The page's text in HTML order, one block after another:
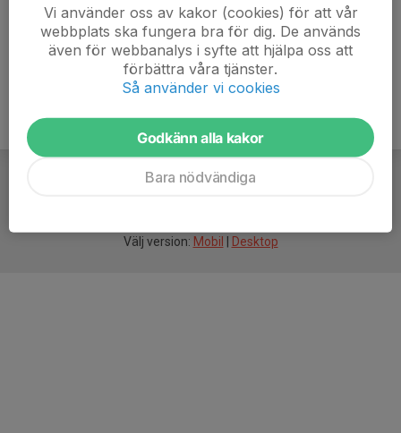
Välj version: Mobil Desktop
Vi använder oss av kakor (cookies) för att vår
webbplats ska fungera bra för dig. De används
även för webbanalys i syfte att hjälpa oss att
förbättra våra tjänster.
Så använder vi cookies
Godkänn alla kakor
Bara nödvändiga